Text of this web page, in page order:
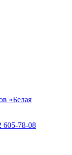
«Белая
605-78-08